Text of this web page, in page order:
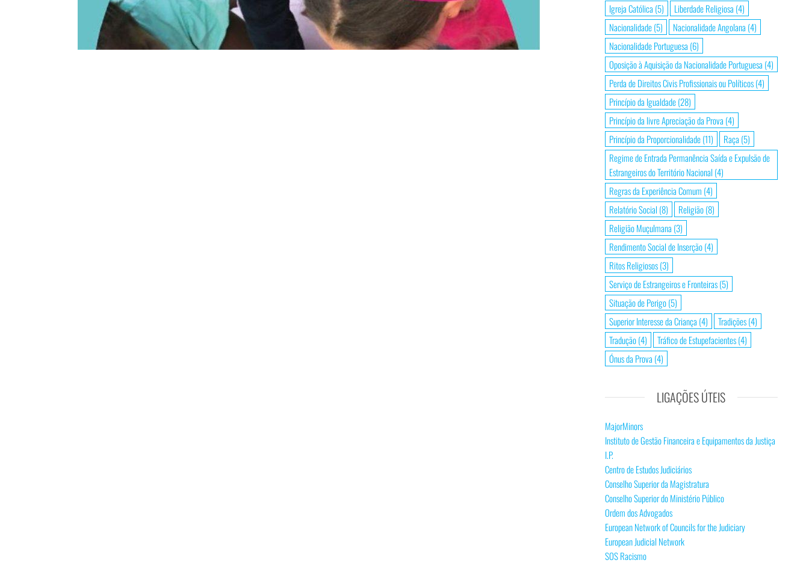
Igreja Católica (5) Liberdade Religiosa (4)
Nacionalidade(5) Nacionalidade Angolana (4)
Nacionalidade Portuguesa (6)
Oposição à Aquisição da Nacionalidade Portuguesa (4)
Perda de Direitos Civis Profissionais ou Políticos(4)
Princípio da Igualdade(28)
Princípio da livre Apreciação da Prova (4)
Princípio da Proporcionalidade(11) Raça (5)
Regime de Entrada Permanência Saída e Expulsão de
Estrangeiros do Território Nacional (4)
Regras da Experiência Comum (4)
Relatório Social (8) Religião(8)
Religião Muçulmana (3)
Rendimento Social de Inserção(4)
Ritos Religiosos(3)
Serviço de Estrangeiros e Fronteiras(5)
Situação de Perigo(5)
Superior Interesse da Criança (4) Tradições(4)
Tradução(4) Tráfico de Estupefacientes(4)
Ónus da Prova (4)
LIGAÇÕES ÚTEIS
MajorMinors
Instituto de Gestão Financeira e Equipamentos da Justiça
I.P.
Centro de Estudos Judiciários
Conselho Superior da Magistratura
Conselho Superior do Ministério Público
Ordem dos Advogados
European Network of Councils for the Judiciary
European Judicial Network
SOS Racismo